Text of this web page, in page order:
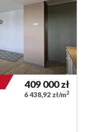
409 000zł
6 438,92 zł/m2